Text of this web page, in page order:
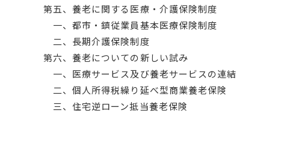
第五、養老に関する医療・介護保険制度
一、都市・鎮従業員基本医療保険制度
二、長期介護保険制度
第六、養老についての新しい試み
一、医療サービス及び養老サービスの連結
二、個人所得税繰り延べ型商業養老保険
三、住宅逆ローン抵当養老保険